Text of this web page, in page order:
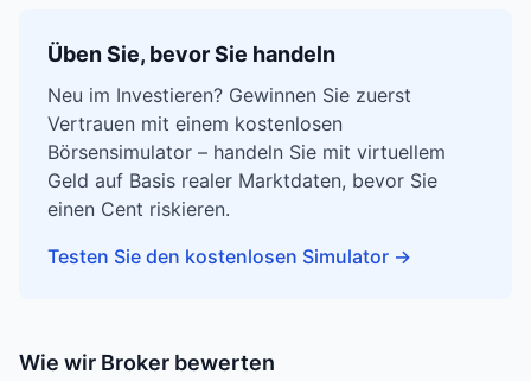
Üben Sie, bevor Sie handeln
Neu im Investieren? Gewinnen Sie zuerst
Vertrauen mit einem kostenlosen
Börsensimulator – handeln Sie mit virtuellem
Geld auf Basis realer Marktdaten, bevor Sie
einen Cent riskieren.
Testen Sie den kostenlosen Simulator →
Wie wir Broker bewerten